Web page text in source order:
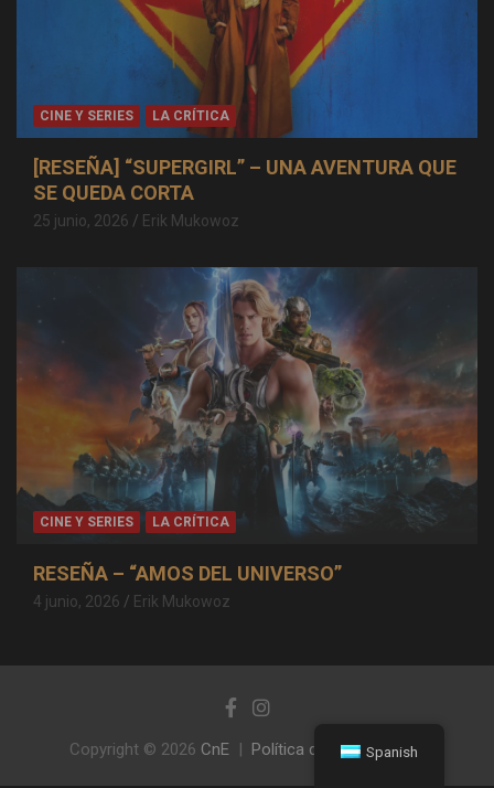
CINE Y SERIES LA CRÍTICA
[RESEÑA] “SUPERGIRL” – UNA AVENTURA QUE
SE QUEDA CORTA
25 junio, 2026 Erik Mukowoz
CINE Y SERIES LA CRÍTICA
RESEÑA – “AMOS DEL UNIVERSO”
4 junio, 2026 Erik Mukowoz
Copyright © 2026 CnE Política de privacidad
Spanish